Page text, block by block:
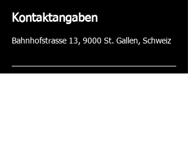
Kontaktangaben
Bahnhofstrasse 13, 9000 St. Gallen, Schweiz